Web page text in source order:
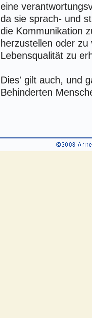
eine
da sie sprach- und
die Kommunikation
herzustellen oder
Lebensqualität zu
Dies' gilt auch, und
Behinderten